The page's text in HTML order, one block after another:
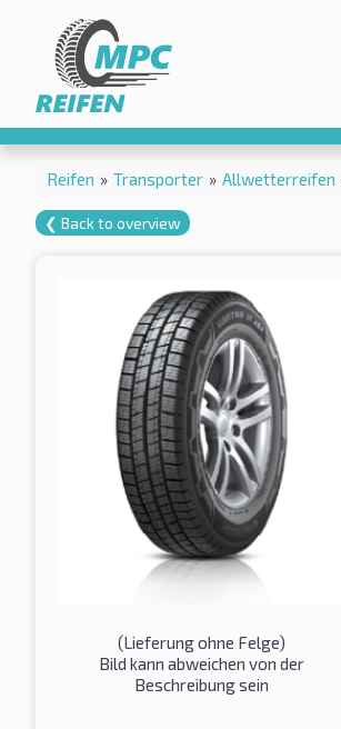
Reifen » Transporter » Allwetterreifen
❮ Back to overview
(Lieferung ohne Felge)
Bild kann abweichen von der
Beschreibung sein